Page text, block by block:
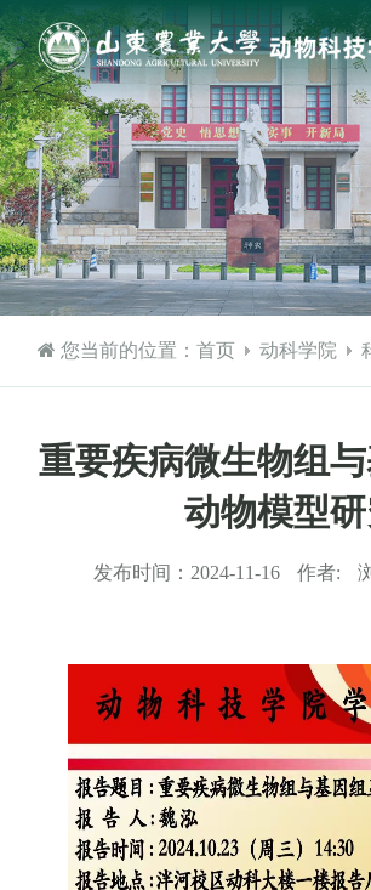
您当前的位置：首页 动科学院
重要疾病微生物组
动物模型
发布时间： 2024-11-16 作者: